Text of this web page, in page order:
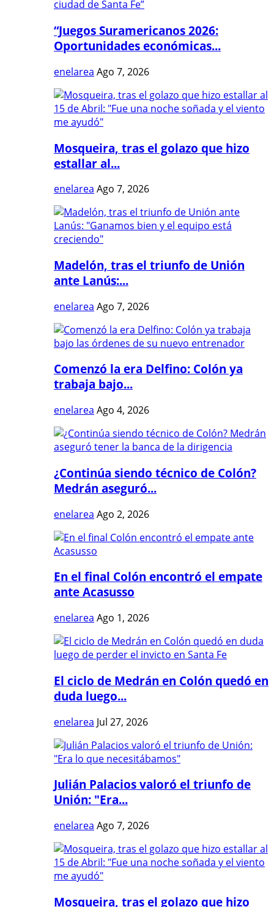
“Juegos Suramericanos 2026:
Oportunidades económicas...
enelarea Ago 7, 2026
Mosqueira, tras el golazo que hizo
estallar al...
enelarea Ago 7, 2026
Madelón, tras el triunfo de Unión
ante Lanús:...
enelarea Ago 7, 2026
Comenzó la era Delfino: Colón ya
trabaja bajo...
enelarea Ago 4, 2026
¿Continúa siendo técnico de Colón?
Medrán aseguró...
enelarea Ago 2, 2026
En el final Colón encontró el empate
ante Acasusso
enelarea Ago 1, 2026
El ciclo de Medrán en Colón quedó en
duda luego...
enelarea Jul 27, 2026
Julián Palacios valoró el triunfo de
Unión: "Era...
enelarea Ago 7, 2026
Mosqueira, tras el golazo que hizo